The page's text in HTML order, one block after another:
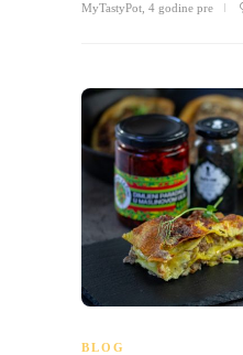
MyTastyPot, 4 godine pre
BLOG